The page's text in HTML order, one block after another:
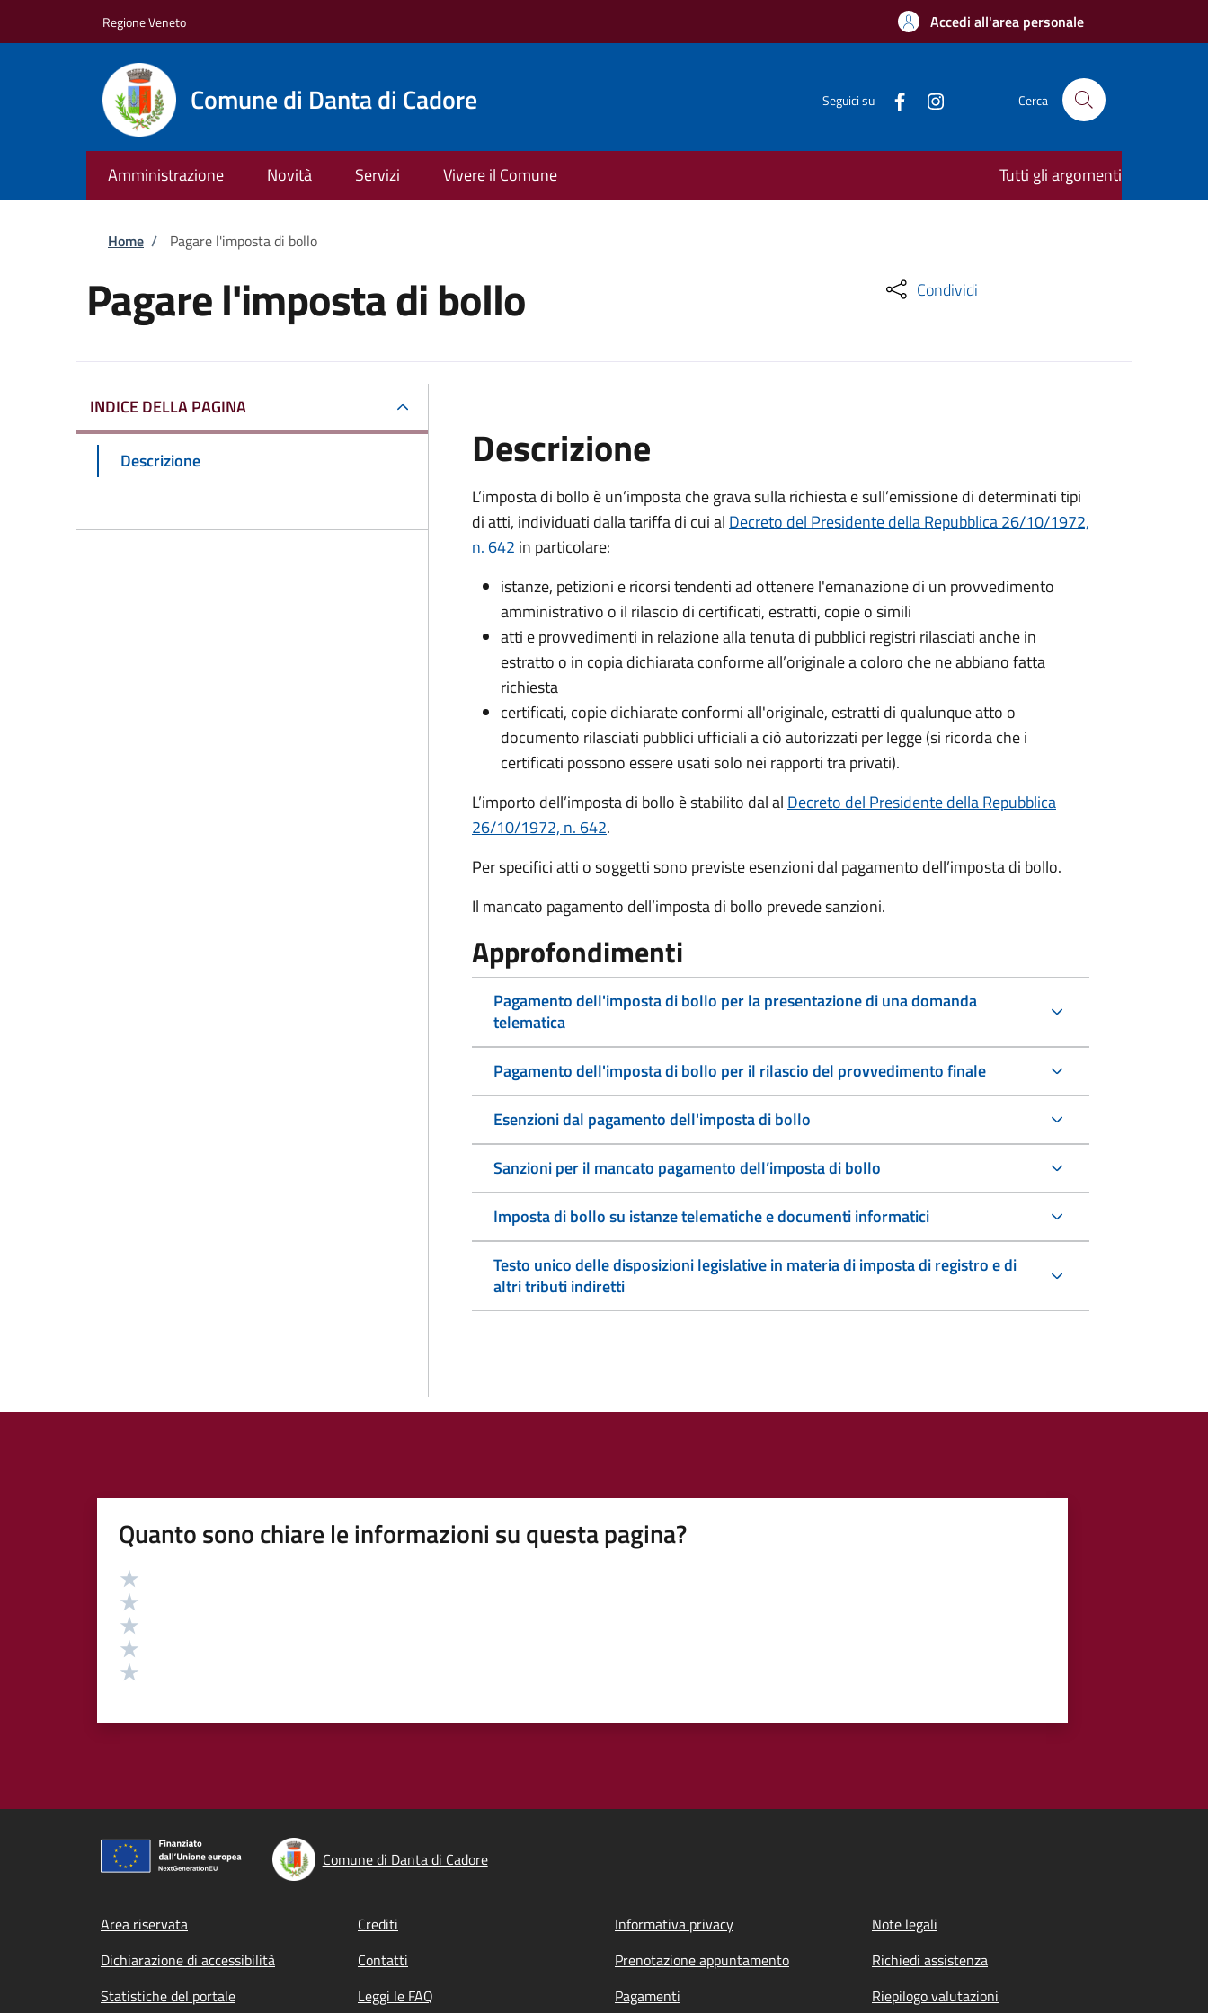
Regione Veneto Accedi all'area personale
Comune di Danta di Cadore Seguici su Cerca
Amministrazione Novità Servizi Vivere il Comune Tutti gli argomenti
Briciole di pane
Home / Pagare l'imposta di bollo
Pagare l'imposta di bollo Condividi
INDICE DELLA PAGINA
Descrizione Descrizione
L’imposta di bollo è un’imposta che grava sulla richiesta e sull’emissione di determinati tipi
di atti, individuati dalla tariffa di cui al Decreto del Presidente della Repubblica 26/10/1972,
n. 642 in particolare:
istanze, petizioni e ricorsi tendenti ad ottenere l'emanazione di un provvedimento
amministrativo o il rilascio di certificati, estratti, copie o simili
atti e provvedimenti in relazione alla tenuta di pubblici registri rilasciati anche in
estratto o in copia dichiarata conforme all’originale a coloro che ne abbiano fatta
richiesta
certificati, copie dichiarate conformi all'originale, estratti di qualunque atto o
documento rilasciati pubblici ufficiali a ciò autorizzati per legge (si ricorda che i
certificati possono essere usati solo nei rapporti tra privati).
L’importo dell’imposta di bollo è stabilito dal al Decreto del Presidente della Repubblica
26/10/1972, n. 642.
Per specifici atti o soggetti sono previste esenzioni dal pagamento dell’imposta di bollo.
Il mancato pagamento dell’imposta di bollo prevede sanzioni.
Approfondimenti
Pagamento dell'imposta di bollo per la presentazione di una domanda
telematica
Pagamento dell'imposta di bollo per il rilascio del provvedimento finale
Esenzioni dal pagamento dell'imposta di bollo
Sanzioni per il mancato pagamento dell’imposta di bollo
Imposta di bollo su istanze telematiche e documenti informatici
Testo unico delle disposizioni legislative in materia di imposta di registro e di
altri tributi indiretti
Quanto sono chiare le informazioni su questa pagina?
Valutazione
Comune di Danta di Cadore
Footer menu
Area riservata Crediti Informativa privacy
Note legali
Dichiarazione di accessibilità
Contatti Prenotazione appuntamento
Richiedi assistenza
Statistiche del portale
Leggi le FAQ Pagamenti Riepilogo valutazioni